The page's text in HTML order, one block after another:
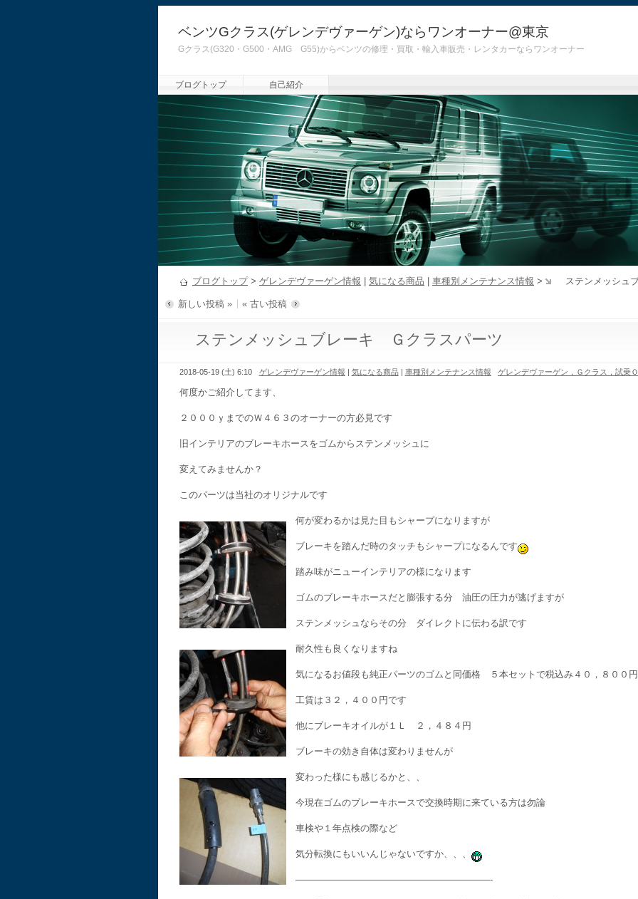
ベンツGクラス(ゲレンデヴァーゲン)ならワンオーナー@東京
Gクラス(G320・G500・AMG G55)からベンツの修理・買取・輸入車販売・レンタカーならワンオーナー
ブログトップ 自己紹介
ブログトップ> ゲレンデヴァーゲン情報 気になる商品 車種別メンテナンス情報 > ステンメッシュ
新しい投稿 » « 古い投稿
ステンメッシュブレーキ Ｇクラスパーツ
2018-05-19 (土) 6:10 ゲレンデヴァーゲン情報 | 気になる商品| 車種別メンテナンス情報 ゲレンデヴァーゲン，Ｇクラス，試乗
何度かご紹介してます、
２０００ｙまでのＷ４６３のオーナーの方必見です
旧インテリアのブレーキホースをゴムからステンメッシュに
変えてみませんか？
このパーツは当社のオリジナルです
何が変わるかは見た目もシャープになりますが
ブレーキを踏んだ時のタッチもシャープになるんです
踏み味がニューインテリアの様になります
ゴムのブレーキホースだと膨張する分 油圧の圧力が逃げますが
ステンメッシュならその分 ダイレクトに伝わる訳です
耐久性も良くなりますね
気になるお値段も純正パーツのゴムと同価格 ５本セットで税込み４０，８００円
工賃は３２，４００円です
他にブレーキオイルが１Ｌ ２，４８４円
ブレーキの効き自体は変わりませんが
変わった様にも感じるかと、、
今現在ゴムのブレーキホースで交換時期に来ている方は勿論
車検や１年点検の際など
気分転換にもいいんじゃないですか、、、
—————————————————————-